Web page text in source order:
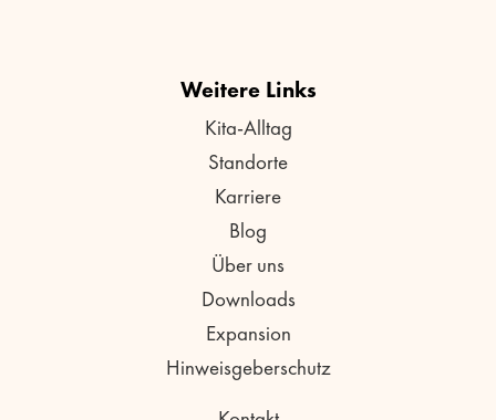
Weitere Links
Kita-Alltag
Standorte
Karriere
Blog
Über uns
Downloads
Expansion
Hinweisgeberschutz